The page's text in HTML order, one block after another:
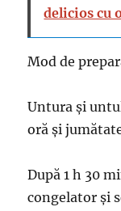
delicios cu
Mod de
Untura și
oră și
După 1 h 30
congelator și